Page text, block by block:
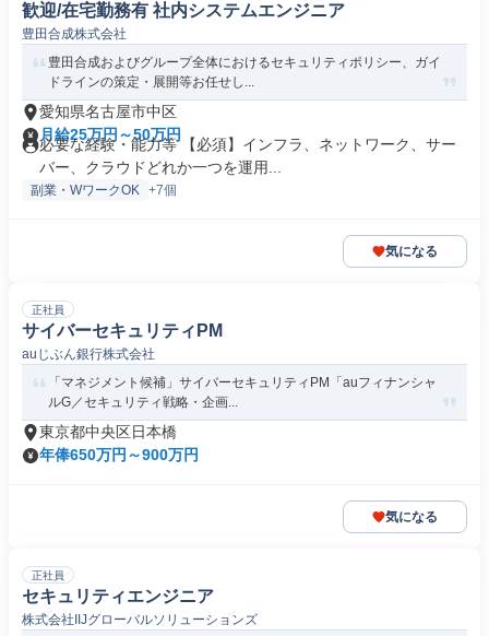
歓迎/在宅勤務有 社内システムエンジニア
豊田合成株式会社
豊田合成およびグループ全体におけるセキュリティポリシー、ガイ
ドラインの策定・展開等お任せし...
愛知県名古屋市中区
月給25万円～50万円
必要な経験・能力等 【必須】インフラ、ネットワーク、サー
バー、クラウドどれか一つを運用...
副業・WワークOK +7個
気になる
正社員
サイバーセキュリティPM
auじぶん銀行株式会社
「マネジメント候補」サイバーセキュリティPM「auフィナンシャ
ルG／セキュリティ戦略・企画...
東京都中央区日本橋
年俸650万円～900万円
気になる
正社員
セキュリティエンジニア
株式会社IIJグローバルソリューションズ